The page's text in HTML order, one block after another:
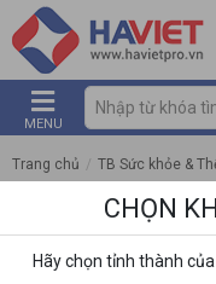
MENU
Trang chủ / TB Sức khỏe &
CHỌN
Hãy chọn tỉnh thành